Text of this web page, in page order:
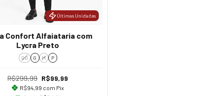
Últimas Unidades
Confort Alfaiataria com
Lycra Preto
GG G M P
R$299,99 R$99,99
R$94,99 com Pix